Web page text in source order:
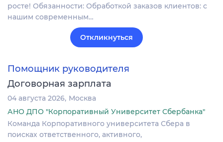
росте! Обязанности: Обработкой заказов клиентов: с
нашим современным…
Откликнуться
Помощник руководителя
Договорная зарплата
04 августа 2026 Москва
АНО ДПО "Корпоративный Университет Сбербанка"
Команда Корпоративного университета Сбера в
поисках ответственного, активного,